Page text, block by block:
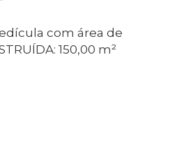
com área de
150,00 m²